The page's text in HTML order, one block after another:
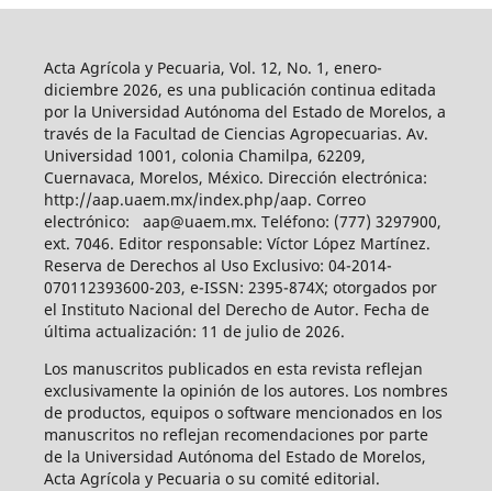
Acta Agrícola y Pecuaria, Vol. 12, No. 1, enero-
diciembre 2026, es una publicación continua editada
por la Universidad Autónoma del Estado de Morelos, a
través de la Facultad de Ciencias Agropecuarias. Av.
Universidad 1001, colonia Chamilpa, 62209,
Cuernavaca, Morelos, México. Dirección electrónica:
http://aap.uaem.mx/index.php/aap. Correo
electrónico: aap@uaem.mx. Teléfono: (777) 3297900,
ext. 7046. Editor responsable: Víctor López Martínez.
Reserva de Derechos al Uso Exclusivo: 04-2014-
070112393600-203, e-ISSN: 2395-874X; otorgados por
el Instituto Nacional del Derecho de Autor. Fecha de
última actualización: 11 de julio de 2026.
Los manuscritos publicados en esta revista reflejan
exclusivamente la opinión de los autores. Los nombres
de productos, equipos o software mencionados en los
manuscritos no reflejan recomendaciones por parte
de la Universidad Autónoma del Estado de Morelos,
Acta Agrícola y Pecuaria o su comité editorial.